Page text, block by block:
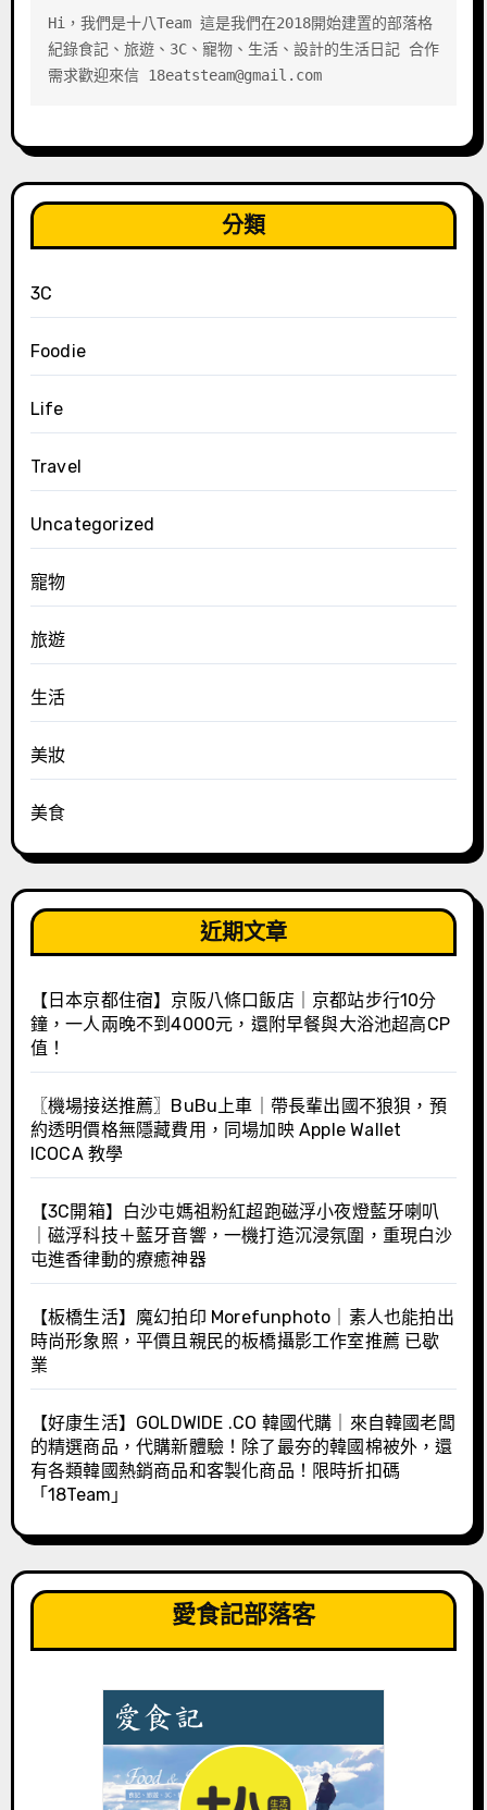
Hi，我們是十八Team 這是我們在2018開始建置的部落格
紀錄食記、旅遊、3C、寵物、生活、設計的生活日記 合作
需求歡迎來信 18eatsteam@gmail.com
分類
3C
Foodie
Life
Travel
Uncategorized
寵物
旅遊
生活
美妝
美食
近期文章
【日本京都住宿】京阪八條口飯店｜京都站步行10分
鐘，一人兩晚不到4000元，還附早餐與大浴池超高CP
值！
〖機場接送推薦〗BuBu上車｜帶長輩出國不狼狽，預
約透明價格無隱藏費用，同場加映 Apple Wallet
ICOCA 教學
【3C開箱】白沙屯媽祖粉紅超跑磁浮小夜燈藍牙喇叭
｜磁浮科技＋藍牙音響，一機打造沉浸氛圍，重現白沙
屯進香律動的療癒神器
【板橋生活】魔幻拍印 Morefunphoto｜素人也能拍出
時尚形象照，平價且親民的板橋攝影工作室推薦 已歇
業
【好康生活】GOLDWIDE .CO 韓國代購｜來自韓國老闆
的精選商品，代購新體驗！除了最夯的韓國棉被外，還
有各類韓國熱銷商品和客製化商品！限時折扣碼
「18Team」
愛食記部落客